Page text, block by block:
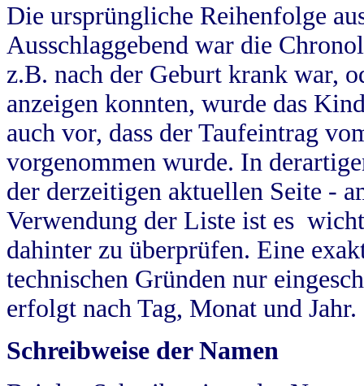
Die ursprüngliche Reihenfolge
Ausschlaggebend war die
z.B. nach der Geburt krank war,
anzeigen konnten, wurde das
auch vor, dass der Taufeintrag
vorgenommen wurde. In
der derzeitigen aktuellen Seite -
Verwendung der Liste ist es
dahinter zu überprüfen. Eine
technischen Gründen nur
erfolgt nach Tag, Monat und Jahr.
Schreibweise der Namen